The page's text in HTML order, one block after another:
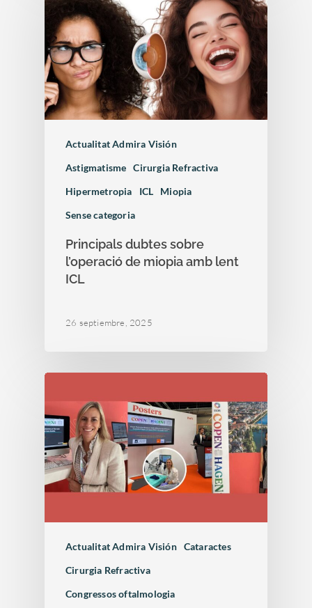
Actualitat Admira Visión
Astigmatisme
Cirurgia Refractiva
Hipermetropia
ICL
Miopia
Sense categoria
Principals dubtes sobre
l’operació de miopia amb lent
ICL
26 septiembre, 2025
Actualitat Admira Visión Cataractes
Cirurgia Refractiva
Congressos oftalmologia